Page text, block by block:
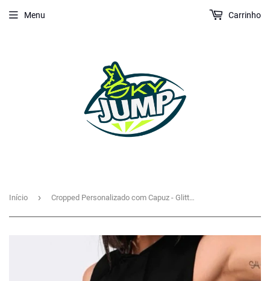
Menu Carrinho
Início › Cropped Personalizado com Capuz - Glitter / Metalizado (FRENTE/VERSO)